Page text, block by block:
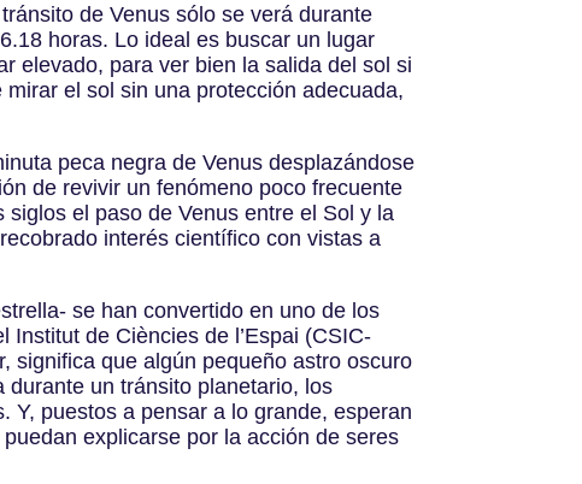
de Venus sólo se verá durante
horas. Lo ideal es buscar un lugar
elevado, para ver bien la salida del sol si
el sol sin una protección adecuada,
peca negra de Venus desplazándose
de revivir un fenómeno poco frecuente
el paso de Venus entre el Sol y la
interés científico con vistas a
se han convertido en uno de los
de Ciències de l’Espai (CSIC-
significa que algún pequeño astro oscuro
un tránsito planetario, los
Y, puestos a pensar a lo grande, esperan
explicarse por la acción de seres